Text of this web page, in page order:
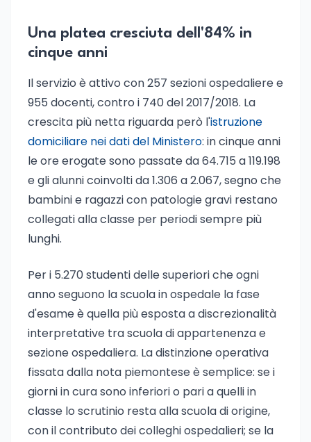
Una platea cresciuta dell'84% in
cinque anni
Il servizio è attivo con 257 sezioni ospedaliere e
955 docenti, contro i 740 del 2017/2018. La
crescita più netta riguarda però l'istruzione
domiciliare nei dati del Ministero: in cinque anni
le ore erogate sono passate da 64.715 a 119.198
e gli alunni coinvolti da 1.306 a 2.067, segno che
bambini e ragazzi con patologie gravi restano
collegati alla classe per periodi sempre più
lunghi.
Per i 5.270 studenti delle superiori che ogni
anno seguono la scuola in ospedale la fase
d'esame è quella più esposta a discrezionalità
interpretative tra scuola di appartenenza e
sezione ospedaliera. La distinzione operativa
fissata dalla nota piemontese è semplice: se i
giorni in cura sono inferiori o pari a quelli in
classe lo scrutinio resta alla scuola di origine,
con il contributo dei colleghi ospedalieri; se la